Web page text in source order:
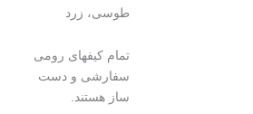
طوسی، زرد
تمام کیفهای رومی
سفارشی و دست